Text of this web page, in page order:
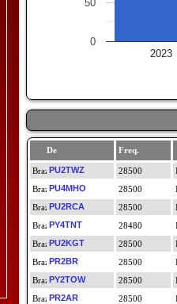
2023
0
50
De Freq.
PU2TWZ
28500
PU4MHO
28500
PU2RCA
28500
PY4TNT
28480
PU2KGT
28500
PR2BR
28500
PY2TOW
28500
PR2AR
28500